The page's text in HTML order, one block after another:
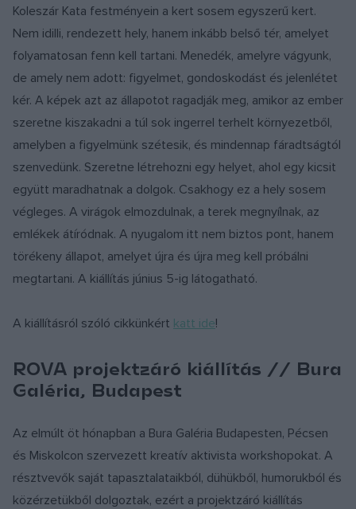
Koleszár Kata festményein a kert sosem egyszerű kert.
Nem idilli, rendezett hely, hanem inkább belső tér, amelyet
folyamatosan fenn kell tartani. Menedék, amelyre vágyunk,
de amely nem adott: figyelmet, gondoskodást és jelenlétet
kér. A képek azt az állapotot ragadják meg, amikor az ember
szeretne kiszakadni a túl sok ingerrel terhelt környezetből,
amelyben a figyelmünk szétesik, és mindennap fáradtságtól
szenvedünk. Szeretne létrehozni egy helyet, ahol egy kicsit
együtt maradhatnak a dolgok. Csakhogy ez a hely sosem
végleges. A virágok elmozdulnak, a terek megnyílnak, az
emlékek átíródnak. A nyugalom itt nem biztos pont, hanem
törékeny állapot, amelyet újra és újra meg kell próbálni
megtartani. A kiállítás június 5-ig látogatható.
A kiállításról szóló cikkünkért katt ide!
ROVA projektzáró kiállítás // Bura
Galéria, Budapest
Az elmúlt öt hónapban a Bura Galéria Budapesten, Pécsen
és Miskolcon szervezett kreatív aktivista workshopokat. A
résztvevők saját tapasztalataikból, dühükből, humorukból és
közérzetükből dolgoztak, ezért a projektzáró kiállítás